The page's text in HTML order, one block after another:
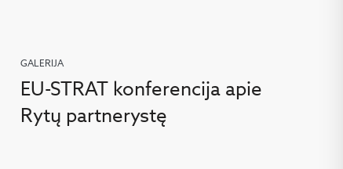
GALERIJA
EU-STRAT konferencija apie
Rytų partnerystę